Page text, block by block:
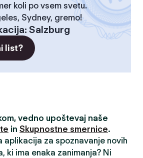
koli po vsem svetu.
Sydney, gremo!
: Salzburg
list?
vedno upoštevaj naše
in Skupnostne smernice.
aplikacija za spoznavanje novih
ki ima enaka zanimanja? Ni